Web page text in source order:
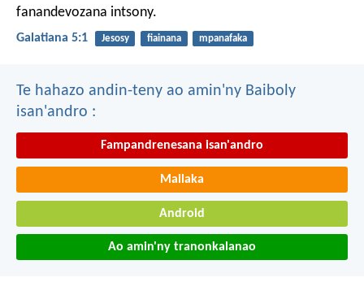
fanandevozana intsony.
Galatiana 5:1 Jesosy fiainana mpanafaka
Te hahazo andin-teny ao amin'ny Baiboly
isan'andro :
Fampandrenesana isan'andro
Mailaka
Android
Ao amin'ny tranonkalanao